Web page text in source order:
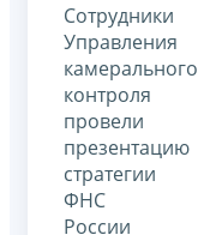
Сотрудники
Управления
камерального
контроля
провели
презентацию
стратегии
ФНС
России